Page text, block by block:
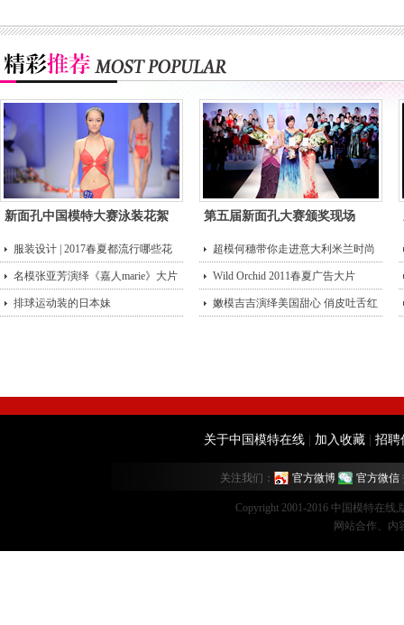
新面孔中国模特大赛泳装花絮 第五届新面孔大赛颁奖现场
服装设计 | 2017春夏都流行哪些花
型？
超模何穗带你走进意大利米兰时尚
街头
名模张亚芳演绎《嘉人marie》大片 Wild Orchid 2011春夏广告大片
排球运动装的日本妹 嫩模吉吉演绎美国甜心 俏皮吐舌红
关于中国模特在线 加入收藏 招聘
关注我们： 官方微博 官方微信
Copyright 2001-2016 中国模特在线
网站合作、内